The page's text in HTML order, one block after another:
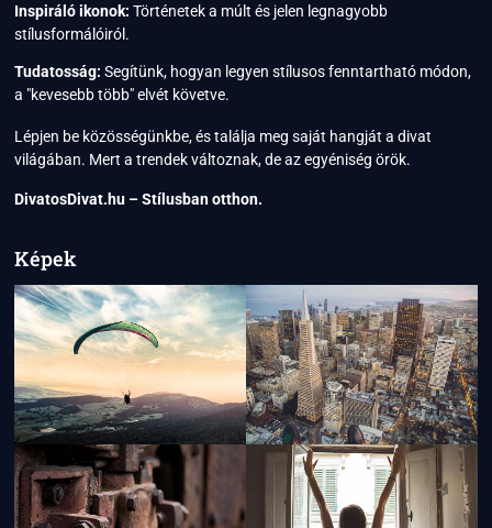
Inspiráló ikonok: Történetek a múlt és jelen legnagyobb
stílusformálóiról.
Tudatosság: Segítünk, hogyan legyen stílusos fenntartható módon,
a "kevesebb több" elvét követve.
Lépjen be közösségünkbe, és találja meg saját hangját a divat
világában. Mert a trendek változnak, de az egyéniség örök.
DivatosDivat.hu – Stílusban otthon.
Képek